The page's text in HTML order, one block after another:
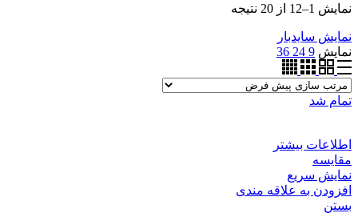
نمایش 1–12 از 20 نتیجه
نمایش سایدبار
نمایش 9
24
36
تمام شد
اطلاعات بیشتر
مقایسه
نمایش سریع
افزودن به علاقه مندی
بستن